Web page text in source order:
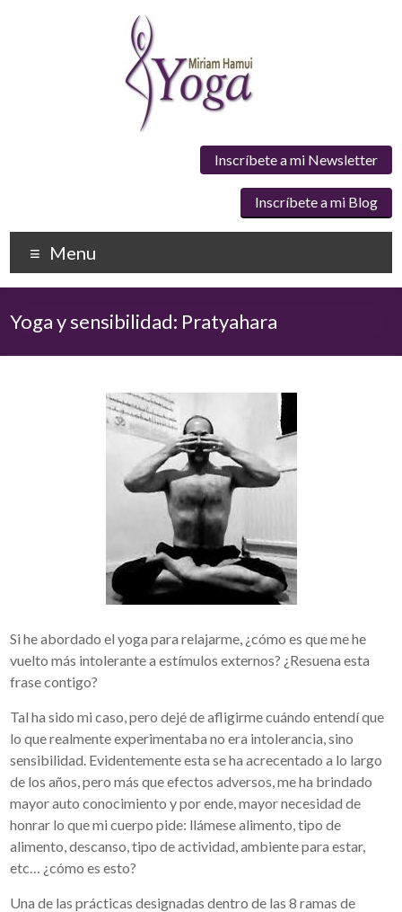
Inscríbete a mi Newsletter
Inscríbete a mi Blog
Menu
Yoga y sensibilidad: Pratyahara
Si he abordado el yoga para relajarme, ¿cómo es que me he
vuelto más intolerante a estímulos externos? ¿Resuena esta
frase contigo?
Tal ha sido mi caso, pero dejé de afligirme cuándo entendí que
lo que realmente experimentaba no era intolerancia, sino
sensibilidad. Evidentemente esta se ha acrecentado a lo largo
de los años, pero más que efectos adversos, me ha brindado
mayor auto conocimiento y por ende, mayor necesidad de
honrar lo que mi cuerpo pide: llámese alimento, tipo de
alimento, descanso, tipo de actividad, ambiente para estar,
etc… ¿cómo es esto?
Una de las prácticas designadas dentro de las 8 ramas de